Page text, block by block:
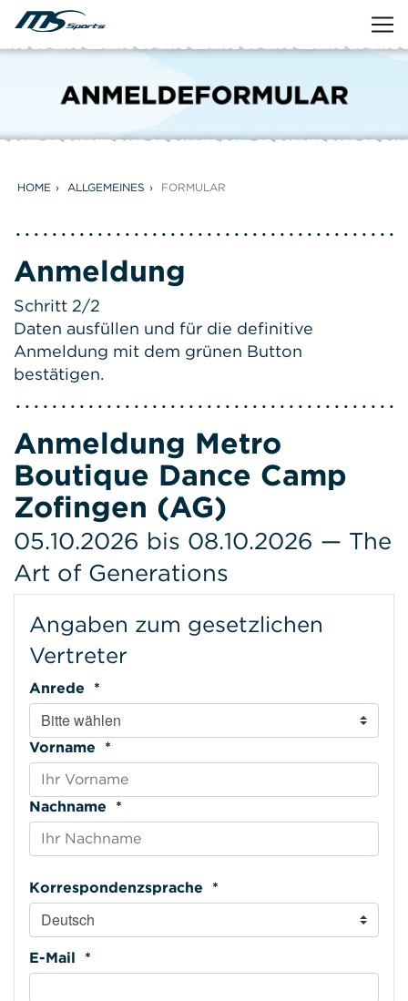
HOME ALLGEMEINES FORMULAR
Anmeldung
Schritt 2/2
Daten ausfüllen und für die definitive
Anmeldung mit dem grünen Button
bestätigen.
Anmeldung Metro
Boutique Dance Camp
Zofingen (AG)
05.10.2026 bis 08.10.2026 — The
Art of Generations
Angaben zum gesetzlichen
Vertreter
Anrede *
Vorname *
Nachname *
Korrespondenzsprache *
E-Mail *